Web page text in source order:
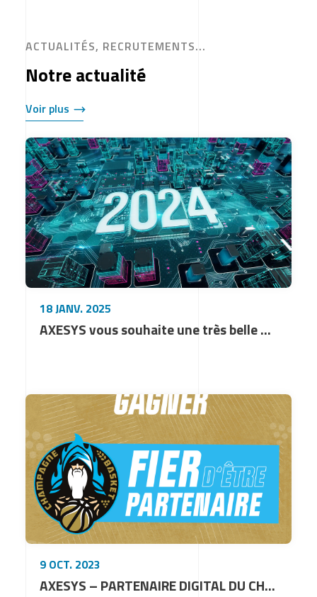
ACTUALITÉS, RECRUTEMENTS...
Notre actualité
Voir plus
18 JANV. 2025
AXESYS vous souhaite une très belle et heureuse année 2026 !
9 OCT. 2023
AXESYS – PARTENAIRE DIGITAL DU CHAMPAGNE BASKET